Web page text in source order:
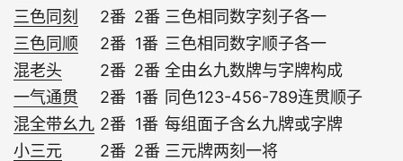
三色同刻
2番 2番 三色相同数字刻子各一
三色同顺
2番 1番 三色相同数字顺子各一
混老头
2番 2番 全由幺九数牌与字牌构成
一气通贯
2番 1番 同色123-456-789连贯顺子
混全带幺九 2番 1番 每组面子含幺九牌或字牌
小三元
2番 2番 三元牌两刻一将